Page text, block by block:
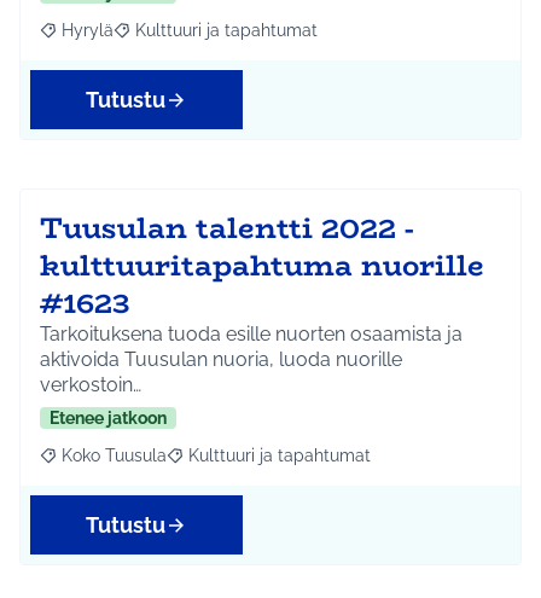
Rajaa tulokset aihepiirin mukaan: Hyrylä
Hyrylä Rajaa tulokset teeman mukaan: Kulttuuri ja
Kulttuuri ja tapahtumat
Tutustu
Tuusulan talentti 2022 -
kulttuuritapahtuma nuorille
#1623
Tarkoituksena tuoda esille nuorten osaamista ja
aktivoida Tuusulan nuoria, luoda nuorille
verkostoin…
Etenee jatkoon
Rajaa tulokset aihepiirin mukaan: Koko Tuusula
Koko Tuusula Rajaa tulokset teeman mukaan: Kulttuuri ja
Kulttuuri ja tapahtumat
Tutustu